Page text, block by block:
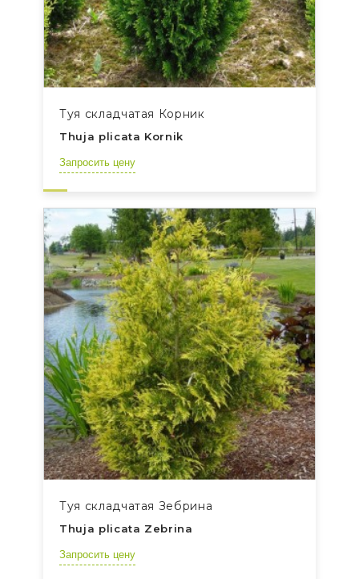
Туя складчатая Корник
Thuja plicata Kornik
Запросить цену
Туя складчатая Зебрина
Thuja plicata Zebrina
Запросить цену